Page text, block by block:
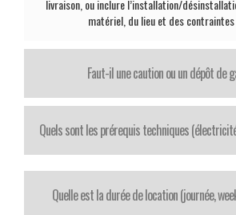
livraison, ou inclure l’installation/
matériel, du lieu et des contraintes
Faut-il une caution ou un dépôt de
Quels sont les prérequis techniques
Quelle est la durée de location (journée,